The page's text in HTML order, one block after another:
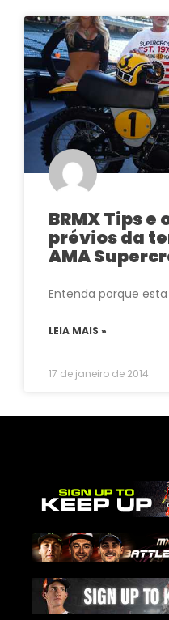
BRMX Tips
prévios da
AMA
Entenda porque
LEIA MAIS »
17 de janeiro de 2014